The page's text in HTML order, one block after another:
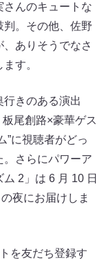
んのキュートな
。その他、佐野
ありそうでなさ
す。
きのある演出
尾創路×豪華ゲス
”に視聴者がどっ
さらにパワーア
2」は 6 月 10 日
夜にお届けしま
を友だち登録す